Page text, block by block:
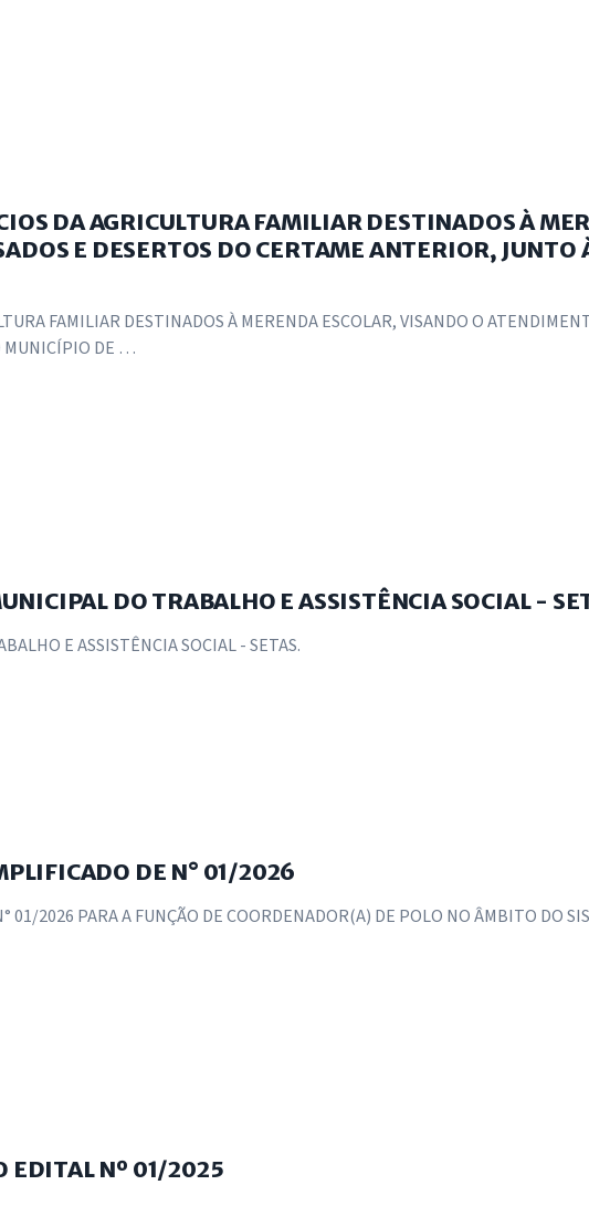
DA AGRICULTURA FAMILIAR DESTINADOS À
E DESERTOS DO CERTAME ANTERIOR, JUNTO
FAMILIAR DESTINADOS À MERENDA ESCOLAR, VISANDO O
MUNICÍPIO DE …
DO TRABALHO E ASSISTÊNCIA SOCIAL -
E ASSISTÊNCIA SOCIAL - SETAS.
DE N° 01/2026
01/2026 PARA A FUNÇÃO DE COORDENADOR(A) DE POLO NO ÂMBITO DO
EDITAL Nº 01/2025